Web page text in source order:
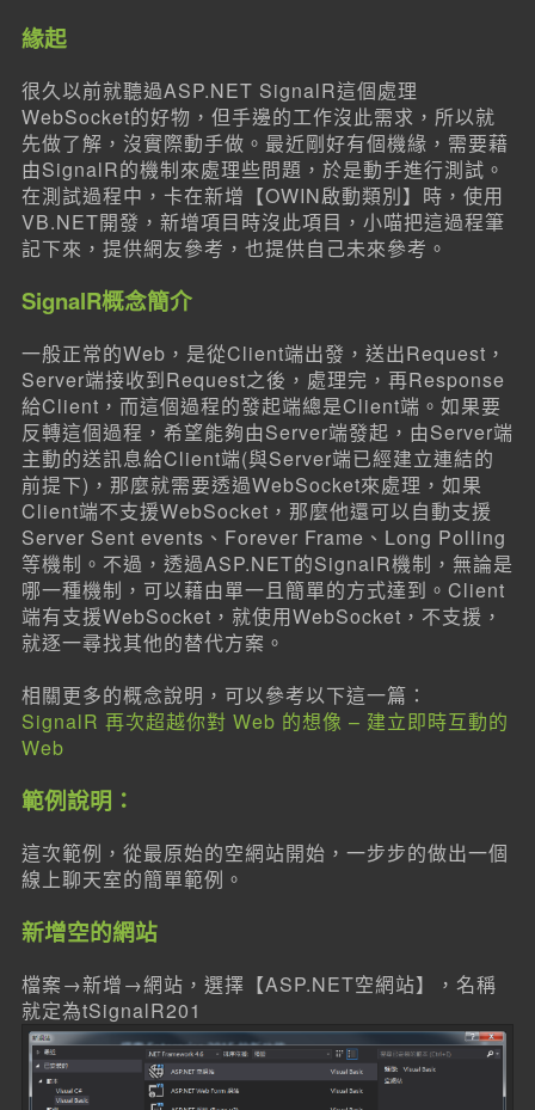
緣起
很久以前就聽過ASP.NET SignalR這個處理
WebSocket的好物，但手邊的工作沒此需求，所以就
先做了解，沒實際動手做。最近剛好有個機緣，需要藉
由SignalR的機制來處理些問題，於是動手進行測試。
在測試過程中，卡在新增【OWIN啟動類別】時，使用
VB.NET開發，新增項目時沒此項目，小喵把這過程筆
記下來，提供網友參考，也提供自己未來參考。
SignalR概念簡介
一般正常的Web，是從Client端出發，送出Request，
Server端接收到Request之後，處理完，再Response
給Client，而這個過程的發起端總是Client端。如果要
反轉這個過程，希望能夠由Server端發起，由Server端
主動的送訊息給Client端(與Server端已經建立連結的
前提下)，那麼就需要透過WebSocket來處理，如果
Client端不支援WebSocket，那麼他還可以自動支援
Server Sent events、Forever Frame、Long Polling
等機制。不過，透過ASP.NET的SignalR機制，無論是
哪一種機制，可以藉由單一且簡單的方式達到。Client
端有支援WebSocket，就使用WebSocket，不支援，
就逐一尋找其他的替代方案。
相關更多的概念說明，可以參考以下這一篇：
SignalR 再次超越你對 Web 的想像 – 建立即時互動的
Web
範例說明：
這次範例，從最原始的空網站開始，一步步的做出一個
線上聊天室的簡單範例。
新增空的網站
檔案→新增→網站，選擇【ASP.NET空網站】，名稱
就定為tSignalR201